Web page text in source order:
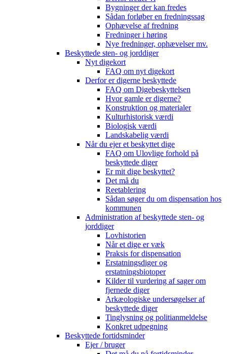
Bygninger der kan fredes
Sådan forløber en fredningssag
Ophævelse af fredning
Fredninger i høring
Nye fredninger, ophævelser mv.
Beskyttede sten- og jorddiger
Nyt digekort
FAQ om nyt digekort
Derfor er digerne beskyttede
FAQ om Digebeskyttelsen
Hvor gamle er digerne?
Konstruktion og materialer
Kulturhistorisk værdi
Biologisk værdi
Landskabelig værdi
Når du ejer et beskyttet dige
FAQ om Ulovlige forhold på
beskyttede diger
Er mit dige beskyttet?
Det må du
Reetablering
Sådan søger du om dispensation hos
kommunen
Administration af beskyttede sten- og
jorddiger
Lovhistorien
Når et dige er væk
Praksis for dispensation
Erstatningsdiger og
erstatningsbiotoper
Kilder til vurdering af sager om
fjernede diger
Arkæologiske undersøgelser af
beskyttede diger
Tinglysning og politianmeldelse
Konkret udpegning
Beskyttede fortidsminder
Ejer / bruger